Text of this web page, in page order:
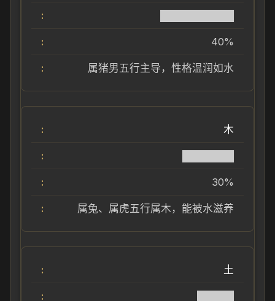
40%
属猪男五行主导，性格温润如水
木
30%
属兔、属虎五行属木，能被水滋养
土